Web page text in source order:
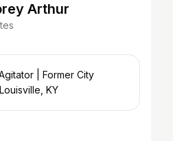
Arthur
| Former City
KY